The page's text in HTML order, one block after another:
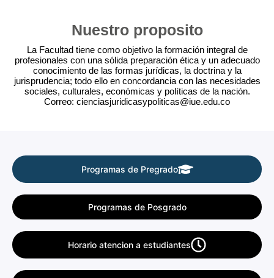
Nuestro proposito
La Facultad tiene como objetivo la formación integral de
profesionales con una sólida preparación ética y un adecuado
conocimiento de las formas jurídicas, la doctrina y la
jurisprudencia; todo ello en concordancia con las necesidades
sociales, culturales, económicas y políticas de la nación.
Correo: cienciasjuridicasypoliticas@iue.edu.co
Programas de Pregrado
Programas de Posgrado
Horario atencion a estudiantes